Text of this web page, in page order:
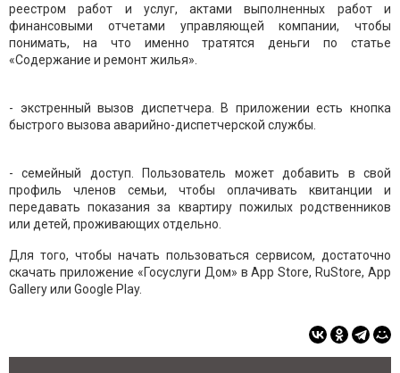
реестром работ и услуг, актами выполненных работ и
финансовыми отчетами управляющей компании, чтобы
понимать, на что именно тратятся деньги по статье
«Содержание и ремонт жилья».
- экстренный вызов диспетчера. В приложении есть кнопка
быстрого вызова аварийно-диспетчерской службы.
- семейный доступ. Пользователь может добавить в свой
профиль членов семьи, чтобы оплачивать квитанции и
передавать показания за квартиру пожилых родственников
или детей, проживающих отдельно.
Для того, чтобы начать пользоваться сервисом, достаточно
скачать приложение «Госуслуги Дом» в App Store, RuStore, App
Gallery или Google Play.